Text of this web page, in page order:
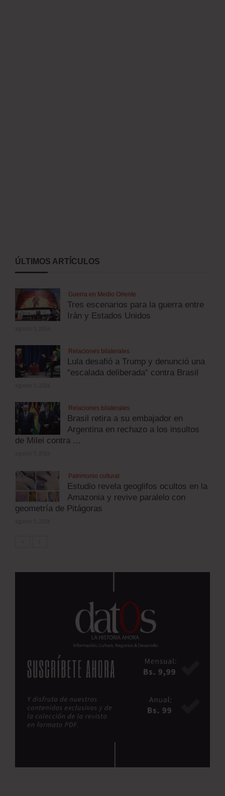
ÚLTIMOS ARTÍCULOS
Guerra en Medio Oriente
Tres escenarios para la guerra entre
Irán y Estados Unidos
Relaciones bilaterales
Lula desafió a Trump y denunció una
“escalada deliberada” contra Brasil
Relaciones bilaterales
Brasil retira a su embajador en
Argentina en rechazo a los insultos
de Milei contra ...
Patrimonio cultural
Estudio revela geoglifos ocultos en la
Amazonia y revive paralelo con
geometría de Pitágoras